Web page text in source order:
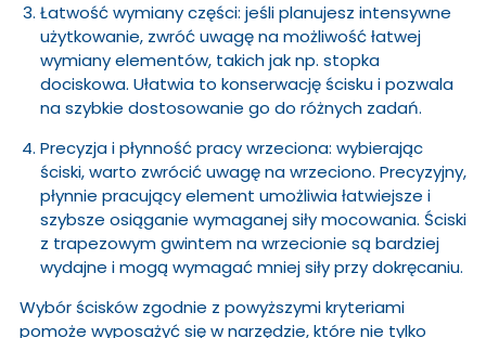
Łatwość wymiany części: jeśli planujesz intensywne
użytkowanie, zwróć uwagę na możliwość łatwej
wymiany elementów, takich jak np. stopka
dociskowa. Ułatwia to konserwację ścisku i pozwala
na szybkie dostosowanie go do różnych zadań.
Precyzja i płynność pracy wrzeciona: wybierając
ściski, warto zwrócić uwagę na wrzeciono. Precyzyjny,
płynnie pracujący element umożliwia łatwiejsze i
szybsze osiąganie wymaganej siły mocowania. Ściski
z trapezowym gwintem na wrzecionie są bardziej
wydajne i mogą wymagać mniej siły przy dokręcaniu.
Wybór ścisków zgodnie z powyższymi kryteriami
pomoże wyposażyć się w narzędzie, które nie tylko